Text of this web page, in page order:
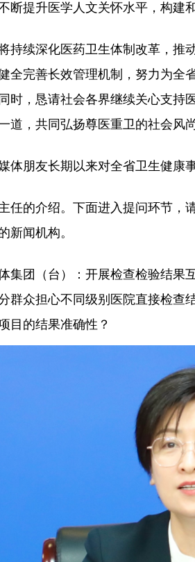
断提升医学人文关怀水平，构建
持续深化医药卫生体制改革，推
全完善长效管理机制，努力为全
时，恳请社会各界继续关心支持
道，共同弘扬尊医重卫的社会风
体朋友长期以来对全省卫生健康
任的介绍。下面进入提问环节，
新闻机构。
集团（台）：开展检查检验结果
群众担心不同级别医院直接检查
目的结果准确性？